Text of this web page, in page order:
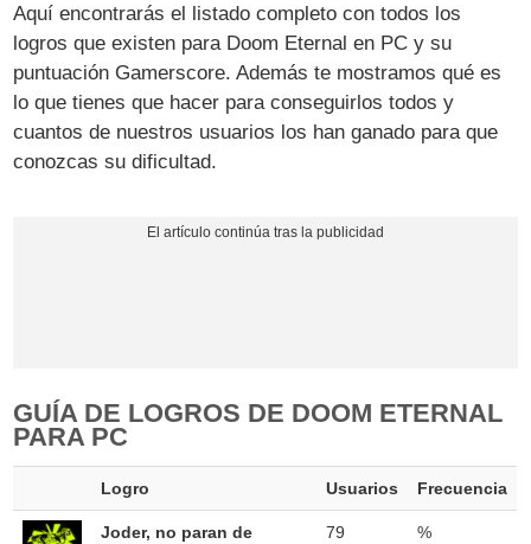
Aquí encontrarás el listado completo con todos los
logros que existen para Doom Eternal en PC y su
puntuación Gamerscore. Además te mostramos qué es
lo que tienes que hacer para conseguirlos todos y
cuantos de nuestros usuarios los han ganado para que
conozcas su dificultad.
GUÍA DE LOGROS DE DOOM ETERNAL
PARA PC
Logro Usuarios Frecuencia
Joder, no paran de
79 %